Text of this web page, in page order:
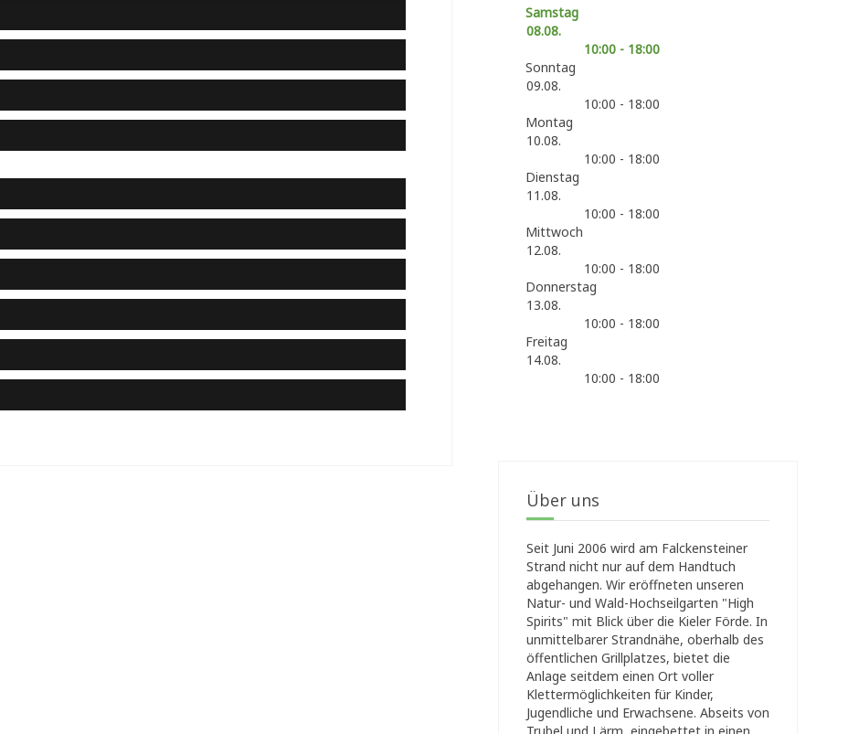
Samstag
08.08.
10:00 - 18:00
Sonntag
09.08.
10:00 - 18:00
Montag
10.08.
10:00 - 18:00
Dienstag
11.08.
10:00 - 18:00
Mittwoch
12.08.
10:00 - 18:00
Donnerstag
13.08.
10:00 - 18:00
Freitag
14.08.
10:00 - 18:00
Über uns
Seit Juni 2006 wird am Falckensteiner
Strand nicht nur auf dem Handtuch
abgehangen. Wir eröffneten unseren
Natur- und Wald-Hochseilgarten "High
Spirits" mit Blick über die Kieler Förde. In
unmittelbarer Strandnähe, oberhalb des
öffentlichen Grillplatzes, bietet die
Anlage seitdem einen Ort voller
Klettermöglichkeiten für Kinder,
Jugendliche und Erwachsene. Abseits von